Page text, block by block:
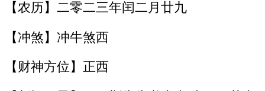
【农历】二零二三年闰二月廿九
【冲煞】冲牛煞西
【财神方位】正西